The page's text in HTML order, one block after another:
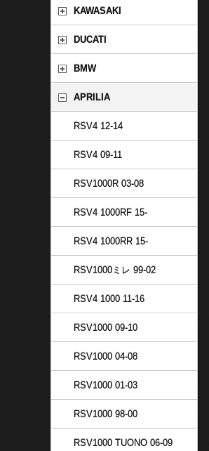
KAWASAKI
DUCATI
BMW
APRILIA
RSV4 12-14
RSV4 09-11
RSV1000R 03-08
RSV4 1000RF 15-
RSV4 1000RR 15-
RSV1000ミレ 99-02
RSV4 1000 11-16
RSV1000 09-10
RSV1000 04-08
RSV1000 01-03
RSV1000 98-00
RSV1000 TUONO 06-09